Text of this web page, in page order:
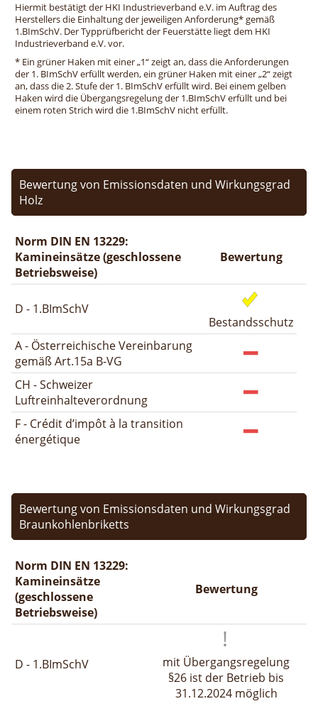
Hiermit bestätigt der HKI Industrieverband e.V. im Auftrag des
Herstellers die Einhaltung der jeweiligen Anforderung* gemäß
1.BImSchV. Der Typprüfbericht der Feuerstätte liegt dem HKI
Industrieverband e.V. vor.
* Ein grüner Haken mit einer „1“ zeigt an, dass die Anforderungen
der 1. BImSchV erfüllt werden, ein grüner Haken mit einer „2“ zeigt
an, dass die 2. Stufe der 1. BImSchV erfüllt wird. Bei einem gelben
Haken wird die Übergangsregelung der 1.BImSchV erfüllt und bei
einem roten Strich wird die 1.BImSchV nicht erfüllt.
Bewertung von Emissionsdaten und Wirkungsgrad
Holz
Norm DIN EN 13229:
Kamineinsätze (geschlossene
Betriebsweise)
Bewertung
D - 1.BImSchV
Bestandsschutz
A - Österreichische Vereinbarung
gemäß Art.15a B-VG
CH - Schweizer
Luftreinhalteverordnung
F - Crédit d’impôt à la transition
énergétique
Bewertung von Emissionsdaten und Wirkungsgrad
Braunkohlenbriketts
Norm DIN EN 13229:
Kamineinsätze
(geschlossene
Betriebsweise)
Bewertung
D - 1.BImSchV
mit Übergangsregelung
§26 ist der Betrieb bis
31.12.2024 möglich